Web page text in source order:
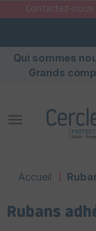
Contactez-nous
Qui sommes
Grands
menu
Accueil
Rubans